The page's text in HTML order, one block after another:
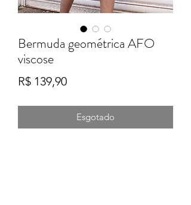
Bermuda geométrica AFO
viscose
R$ 139,90Preço
Esgotado